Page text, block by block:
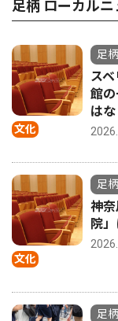
足柄 ローカル
文化
足柄
ス
館
は
文化
足柄
神
院
足柄